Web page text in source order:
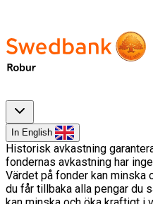
In English
Historisk avkastning
fondernas avkastning har
Värdet på fonder kan minska
du får tillbaka alla pengar du